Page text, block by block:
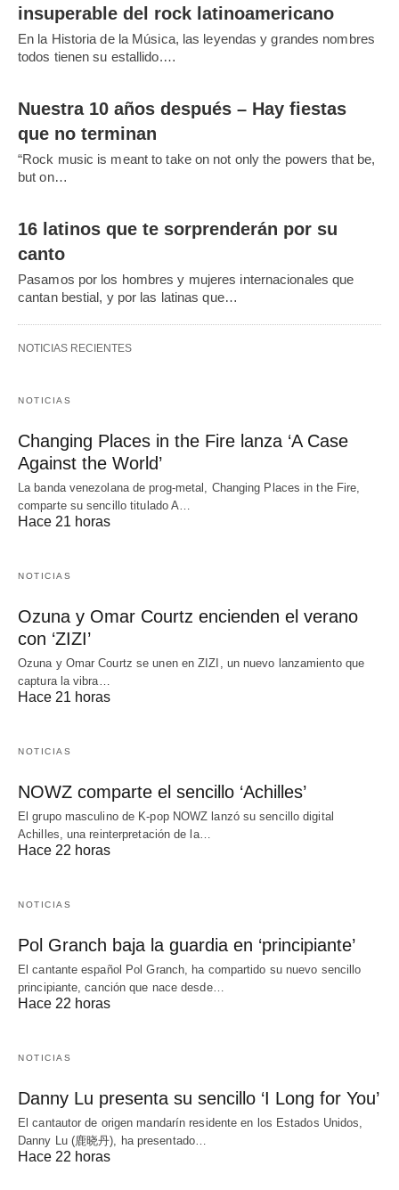
insuperable del rock latinoamericano
En la Historia de la Música, las leyendas y grandes nombres
todos tienen su estallido.…
Nuestra 10 años después – Hay fiestas
que no terminan
“Rock music is meant to take on not only the powers that be,
but on…
16 latinos que te sorprenderán por su
canto
Pasamos por los hombres y mujeres internacionales que
cantan bestial, y por las latinas que…
NOTICIAS RECIENTES
NOTICIAS
Changing Places in the Fire lanza ‘A Case
Against the World’
La banda venezolana de prog-metal, Changing Places in the Fire,
comparte su sencillo titulado A…
Hace 21 horas
NOTICIAS
Ozuna y Omar Courtz encienden el verano
con ‘ZIZI’
Ozuna y Omar Courtz se unen en ZIZI, un nuevo lanzamiento que
captura la vibra…
Hace 21 horas
NOTICIAS
NOWZ comparte el sencillo ‘Achilles’
El grupo masculino de K-pop NOWZ lanzó su sencillo digital
Achilles, una reinterpretación de la…
Hace 22 horas
NOTICIAS
Pol Granch baja la guardia en ‘principiante’
El cantante español Pol Granch, ha compartido su nuevo sencillo
principiante, canción que nace desde…
Hace 22 horas
NOTICIAS
Danny Lu presenta su sencillo ‘I Long for You’
El cantautor de origen mandarín residente en los Estados Unidos,
Danny Lu (鹿晓丹), ha presentado…
Hace 22 horas